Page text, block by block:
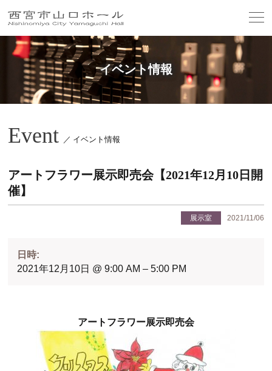
イベント情報
Event ／ イベント情報
アートフラワー展示即売会【2021年12月10日開
催】
展示室 2021/11/06
日時:
2021年12月10日 @ 9:00 AM – 5:00 PM
アートフラワー展示即売会